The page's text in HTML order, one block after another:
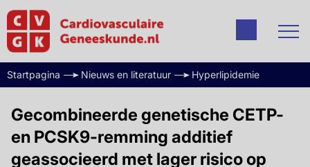
Startpagina Nieuws en literatuur Hyperlipidemie
Gecombineerde genetische CETP-
en PCSK9-remming additief
geassocieerd met lager risico op